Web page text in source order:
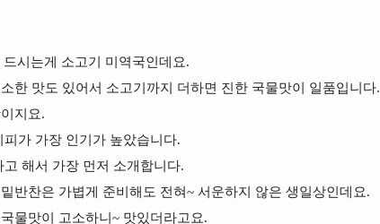
시는게 소고기 미역국인데요.
한 맛도 있어서 소고기까지 더하면 진한 국물맛이 일품입니다.
지요.
가 가장 인기가 높았습니다.
해서 가장 먼저 소개합니다.
반찬은 가볍게 준비해도 전혀~ 서운하지 않은 생일상인데요.
물맛이 고소하니~ 맛있더라고요.